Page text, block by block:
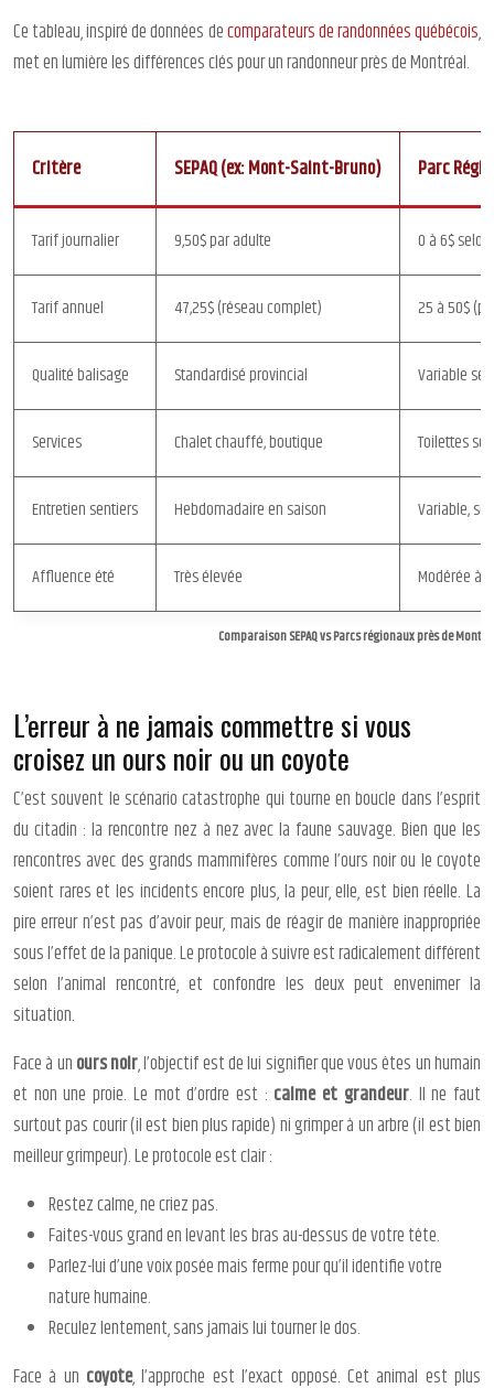
Ce tableau, inspiré de données decomparateurs de randonnées québécois,
met en lumière les différences clés pour un randonneur près de Montréal.
Comparaison SEPAQ vs Parcs régionaux près de
Critère SEPAQ (ex: Mont-Saint-Bruno) Parc
Tarif journalier 9,50$ par adulte 0 à 6$
Tarif annuel 47,25$ (réseau complet) 25 à 50$
Qualité balisage Standardisé provincial Variable
Services Chalet chauffé, boutique Toilettes
Entretien sentiers Hebdomadaire en saison Variable,
Affluence été Très élevée Modérée à
L’erreur à ne jamais commettre si vous
croisez un ours noir ou un coyote
C’est souvent le scénario catastrophe qui tourne en boucle dans l’esprit
du citadin : la rencontre nez à nez avec la faune sauvage. Bien que les
rencontres avec des grands mammifères comme l’ours noir ou le coyote
soient rares et les incidents encore plus, la peur, elle, est bien réelle. La
pire erreur n’est pas d’avoir peur, mais de réagir de manière inappropriée
sous l’effet de la panique. Le protocole à suivre est radicalement différent
selon l’animal rencontré, et confondre les deux peut envenimer la
situation.
Face à unours noir, l’objectif est de lui signifier que vous êtes un humain
et non une proie. Le mot d’ordre est : calme et grandeur. Il ne faut
surtout pas courir (il est bien plus rapide) ni grimper à un arbre (il est bien
meilleur grimpeur). Le protocole est clair :
Restez calme, ne criez pas.
Faites-vous grand en levant les bras au-dessus de votre tête.
Parlez-lui d’une voix posée mais ferme pour qu’il identifie votre
nature humaine.
Reculez lentement, sans jamais lui tourner le dos.
Face à un coyote, l’approche est l’exact opposé. Cet animal est plus